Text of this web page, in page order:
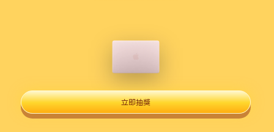
立即抽獎